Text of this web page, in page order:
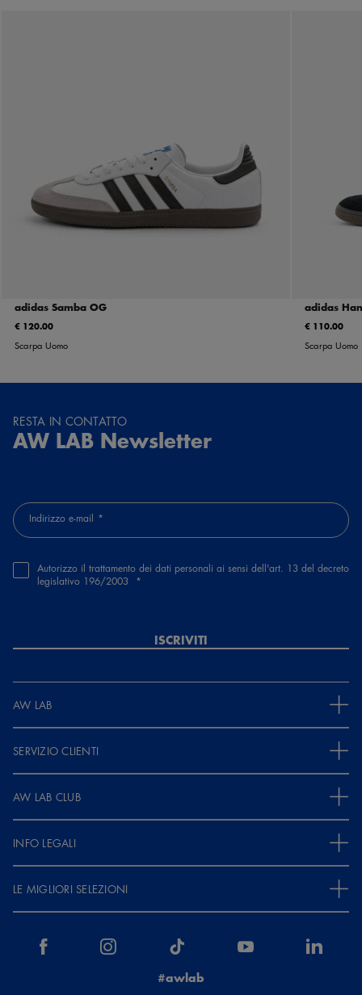
adidas Samba OG
€ 120.00
Scarpa Uomo
adidas
€ 110.00
Scarpa Uomo
RESTA IN CONTATTO
AW LAB Newsletter
Indirizzo e-mail
Autorizzo il trattamento dei dati personali ai sensi dell'art. 13 del decreto
legislativo 196/2003
ISCRIVITI
AW LAB
SERVIZIO CLIENTI
AW LAB CLUB
INFO LEGALI
LE MIGLIORI SELEZIONI
#awlab